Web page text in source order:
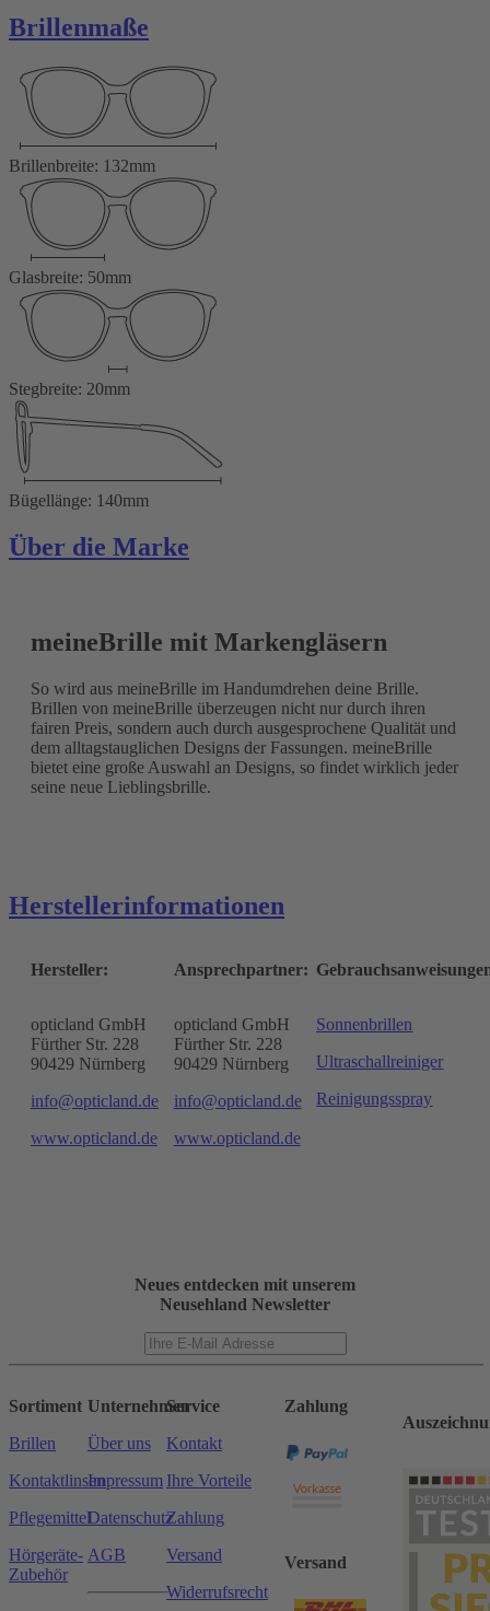
Brillenmaße
Brillenbreite: 132mm
Glasbreite: 50mm
Stegbreite: 20mm
Bügellänge: 140mm
Über die Marke
meineBrille mit Markengläsern
So wird aus meineBrille im Handumdrehen deine Brille.
Brillen von meineBrille überzeugen nicht nur durch ihren
fairen Preis, sondern auch durch ausgesprochene Qualität und
dem alltagstauglichen Designs der Fassungen. meineBrille
bietet eine große Auswahl an Designs, so findet wirklich jeder
seine neue Lieblingsbrille.
Herstellerinformationen
Hersteller:
opticland GmbH
Fürther Str. 228
90429 Nürnberg
info@opticland.de
www.opticland.de
Ansprechpartner:
opticland GmbH
Fürther Str. 228
90429 Nürnberg
info@opticland.de
www.opticland.de
Sonnenbrillen
Ultraschallreiniger
Reinigungsspray
Neues entdecken mit unserem
Neusehland Newsletter
Sortiment
Brillen
Kontaktlinsen
Pflegemittel
Hörgeräte-
Zubehör
Unternehmen
Über uns
Impressum
Datenschutz
AGB
Service
Kontakt
Ihre Vorteile
Zahlung
Versand
Widerrufsrecht
Zahlung
Versand